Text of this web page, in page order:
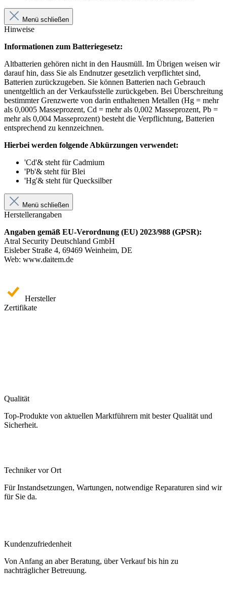
Menü schließen
Hinweise
Informationen zum Batteriegesetz:
Altbatterien gehören nicht in den Hausmüll. Im Übrigen weisen wir
darauf hin, dass Sie als Endnutzer gesetzlich verpflichtet sind,
Batterien zurückzugeben. Sie können Batterien nach Gebrauch
unentgeltlich an der Verkaufsstelle zurückgeben. Bei Überschreitung
bestimmter Grenzwerte von darin enthaltenen Metallen (Hg = mehr
als 0,0005 Masseprozent, Cd = mehr als 0,002 Masseprozent, Pb =
mehr als 0,004 Masseprozent) besteht die Verpflichtung, Batterien
entsprechend zu kennzeichnen.
Hierbei werden folgende Abkürzungen verwendet:
'Cd'& steht für Cadmium
'Pb'& steht für Blei
'Hg'& steht für Quecksilber
Menü schließen
Herstellerangaben
Angaben gemäß EU-Verordnung (EU) 2023/988 (GPSR):
Atral Security Deutschland GmbH
Eisleber Straße 4, 69469 Weinheim, DE
Web: www.daitem.de
Hersteller
Zertifikate
Qualität
Top-Produkte von aktuellen Marktführern mit bester Qualität und
Sicherheit.
Techniker vor Ort
Für Instandsetzungen, Wartungen, notwendige Reparaturen sind wir
für Sie da.
Kundenzufriedenheit
Von Anfang an aber Beratung, über Verkauf bis hin zu
nachträglicher Betreuung.